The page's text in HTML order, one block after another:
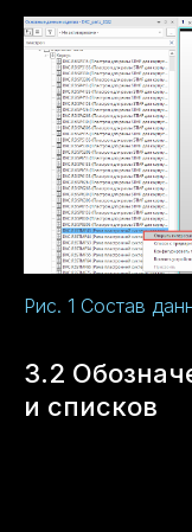
Рис. 1 Состав
3.2
и списков